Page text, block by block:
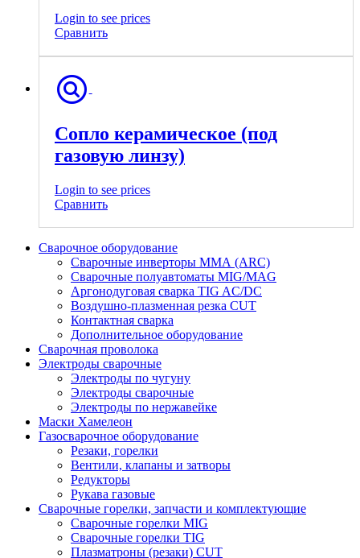
Login to see prices
Сравнить
Сопло керамическое (под
газовую линзу)
Login to see prices
Сравнить
Сварочное оборудование
Сварочные инверторы ММА (ARC)
Сварочные полуавтоматы MIG/MAG
Аргонодуговая сварка TIG AC/DC
Воздушно-плазменная резка CUT
Контактная сварка
Дополнительное оборудование
Сварочная проволока
Электроды сварочные
Электроды по чугуну
Электроды сварочные
Электроды по нержавейке
Маски Хамелеон
Газосварочное оборудование
Резаки, горелки
Вентили, клапаны и затворы
Редукторы
Рукава газовые
Сварочные горелки, запчасти и комплектующие
Сварочные горелки MIG
Сварочные горелки TIG
Плазматроны (резаки) CUT